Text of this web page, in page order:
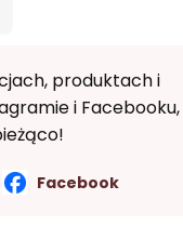
produktach i
i Facebooku,
Facebook